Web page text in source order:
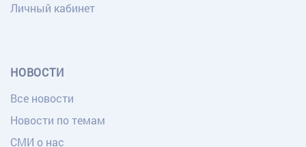
Личный кабинет
НОВОСТИ
Все новости
Новости по темам
СМИ о нас